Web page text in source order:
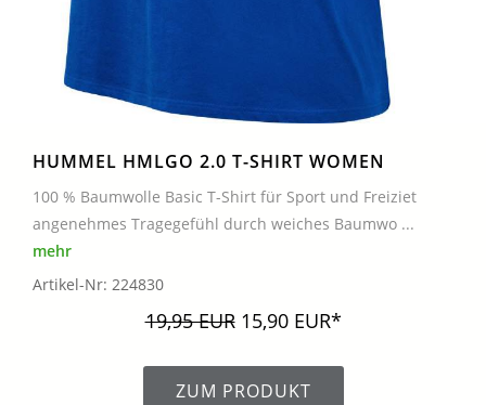
HUMMEL HMLGO 2.0 T-SHIRT WOMEN
100 % Baumwolle Basic T-Shirt für Sport und Freiziet
angenehmes Tragegefühl durch weiches Baumwo ...
mehr
Artikel-Nr: 224830
19,95 EUR15,90 EUR*
ZUM PRODUKT